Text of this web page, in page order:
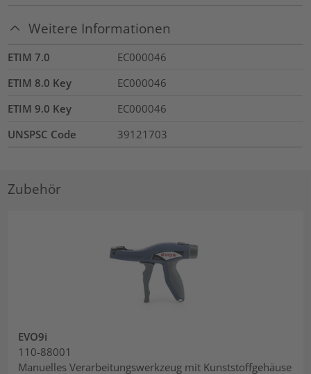
Weitere Informationen
ETIM 7.0
EC000046
ETIM 8.0 Key
EC000046
ETIM 9.0 Key
EC000046
UNSPSC Code
39121703
Zubehör
EVO9i
110-88001
Manuelles Verarbeitungswerkzeug mit Kunststoffgehäuse